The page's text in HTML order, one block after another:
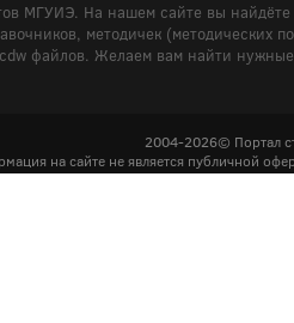
МГУИЭ. На нашем сайте вы
методичек (методических
файлов. Желаем вам найти
2004-2026© Портал
на сайте не является публичной